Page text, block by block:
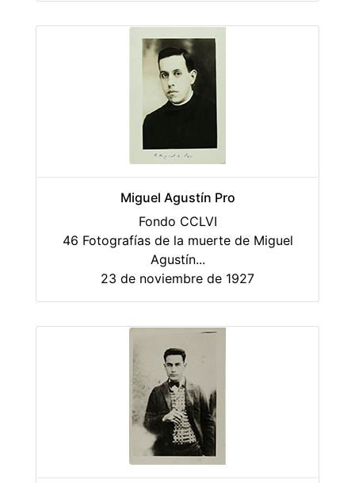
Miguel Agustín Pro
Fondo CCLVI
46 Fotografías de la muerte de Miguel
Agustín...
23 de noviembre de 1927